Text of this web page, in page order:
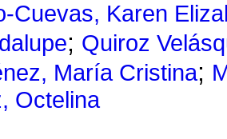
Cuevas, Karen
; Quiroz
María Cristina;
Octelina